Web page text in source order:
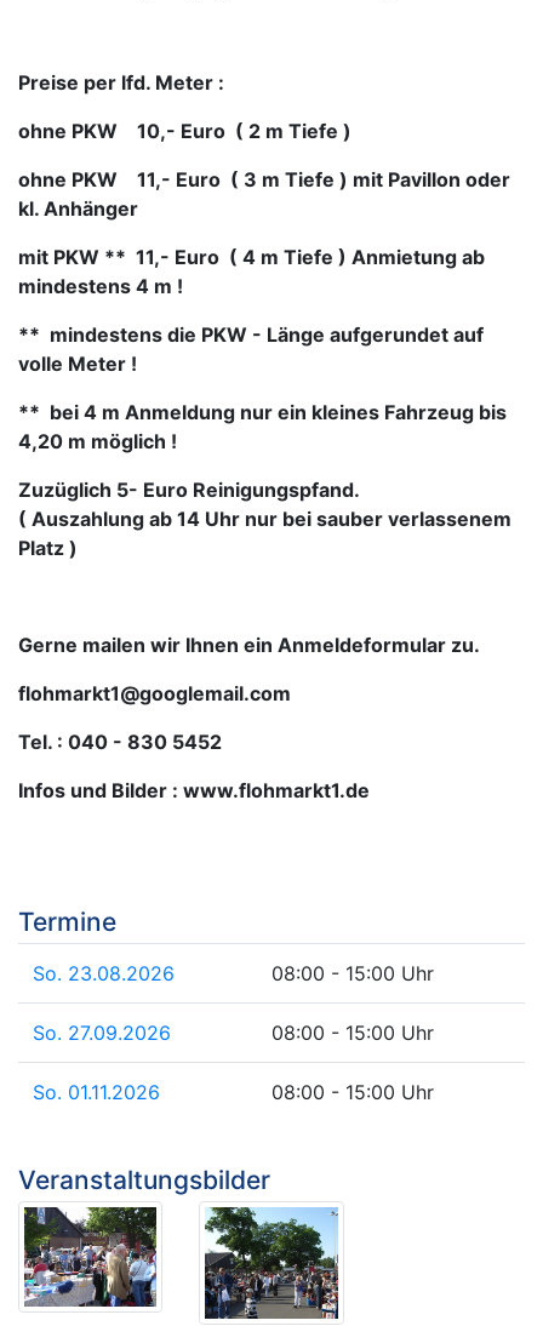
Preise per lfd. Meter :
ohne PKW 10,- Euro ( 2 m Tiefe )
ohne PKW 11,- Euro ( 3 m Tiefe ) mit Pavillon oder
kl. Anhänger
mit PKW ** 11,- Euro ( 4 m Tiefe ) Anmietung ab
mindestens 4 m !
** mindestens die PKW - Länge aufgerundet auf
volle Meter !
** bei 4 m Anmeldung nur ein kleines Fahrzeug bis
4,20 m möglich !
Zuzüglich 5- Euro Reinigungspfand.
( Auszahlung ab 14 Uhr nur bei sauber verlassenem
Platz )
Gerne mailen wir Ihnen ein Anmeldeformular zu.
flohmarkt1@googlemail.com
Tel. : 040 - 830 5452
Infos und Bilder : www.flohmarkt1.de
Termine
So. 23.08.2026 08:00 - 15:00 Uhr
So. 27.09.2026 08:00 - 15:00 Uhr
So. 01.11.2026 08:00 - 15:00 Uhr
Veranstaltungsbilder